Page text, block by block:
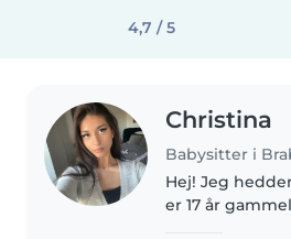
4,7 / 5
Christina
Babysitter i
Hej! Jeg hedder
er 17 år